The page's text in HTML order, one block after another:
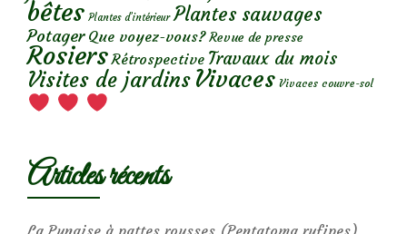
bêtes Plantes d’intérieur Plantes sauvages
Potager Que voyez-vous? Revue de presse
Rosiers Rétrospective Travaux du mois
Visites de jardins Vivaces Vivaces couvre-sol
Articles récents
La Punaise à pattes rousses (Pentatoma rufipes)